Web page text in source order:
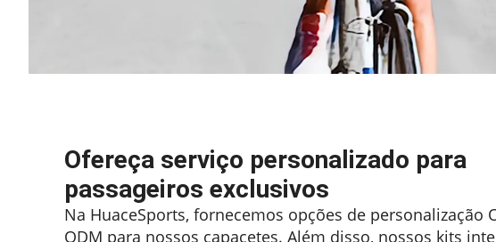
Ofereça serviço personalizado para
passageiros exclusivos
Na HuaceSports, fornecemos opções de personalização
ODM para nossos capacetes. Além disso, nossos kits